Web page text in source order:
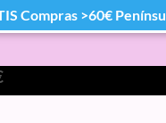
Compras >60€